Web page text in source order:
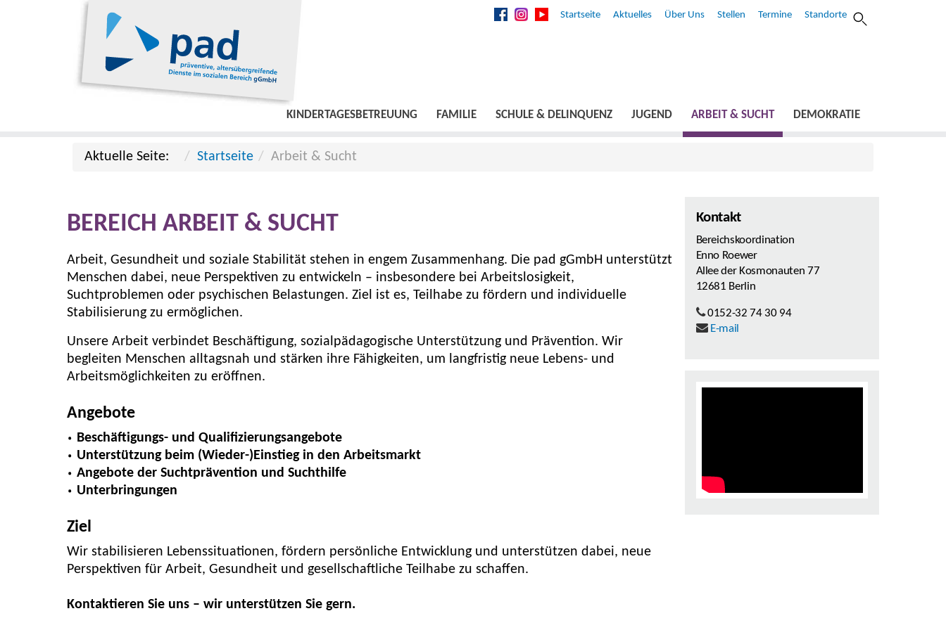
Startseite Aktuelles Über Uns Stellen Termine Standorte
KINDERTAGESBETREUUNG FAMILIE SCHULE & DELINQUENZ JUGEND ARBEIT & SUCHT DEMOKRATIE
Aktuelle Seite: Startseite Arbeit & Sucht
BEREICH ARBEIT & SUCHT
Arbeit, Gesundheit und soziale Stabilität stehen in engem Zusammenhang. Die pad gGmbH unterstützt
Menschen dabei, neue Perspektiven zu entwickeln – insbesondere bei Arbeitslosigkeit,
Suchtproblemen oder psychischen Belastungen. Ziel ist es, Teilhabe zu fördern und individuelle
Stabilisierung zu ermöglichen.
Unsere Arbeit verbindet Beschäftigung, sozialpädagogische Unterstützung und Prävention. Wir
begleiten Menschen alltagsnah und stärken ihre Fähigkeiten, um langfristig neue Lebens- und
Arbeitsmöglichkeiten zu eröffnen.
Angebote
Beschäftigungs- und Qualifizierungsangebote
Unterstützung beim (Wieder-)Einstieg in den Arbeitsmarkt
Angebote der Suchtprävention und Suchthilfe
Unterbringungen
Ziel
Wir stabilisieren Lebenssituationen, fördern persönliche Entwicklung und unterstützen dabei, neue
Perspektiven für Arbeit, Gesundheit und gesellschaftliche Teilhabe zu schaffen.
Kontaktieren Sie uns – wir unterstützen Sie gern.
Kontakt
Bereichskoordination
Enno Roewer
Allee der Kosmonauten 77
12681 Berlin
0152-32 74 30 94
E-mail